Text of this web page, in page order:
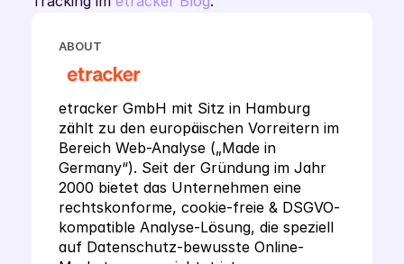
ABOUT
etracker GmbH mit Sitz in Hamburg
zählt zu den europäischen Vorreitern im
Bereich Web-Analyse („Made in
Germany“). Seit der Gründung im Jahr
2000 bietet das Unternehmen eine
rechtskonforme, cookie-freie & DSGVO-
kompatible Analyse-Lösung, die speziell
auf Datenschutz-bewusste Online-